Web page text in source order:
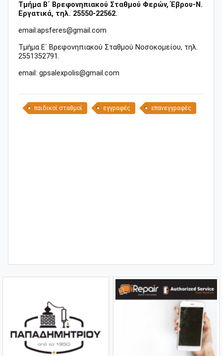
Τμήμα Β΄ Βρεφονηπιακού Σταθμού Φερών, Έβρου-Ν.
Εργατικά, τηλ. 25550-22562.
email:apsferes@gmail.com
Τμήμα Ε΄ Βρεφονηπιακού Σταθμού Νοσοκομείου, τηλ.
2551352791.
email: gpsalexpolis@gmail.com
παιδικοί σταθμοί εγγραφές επανεγγραφές